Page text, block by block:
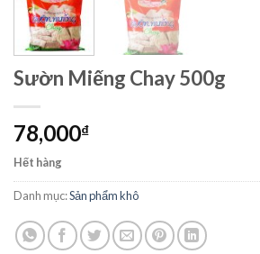
Sườn Miếng Chay 500g
78,000₫
Hết hàng
Danh mục:Sản phẩm khô